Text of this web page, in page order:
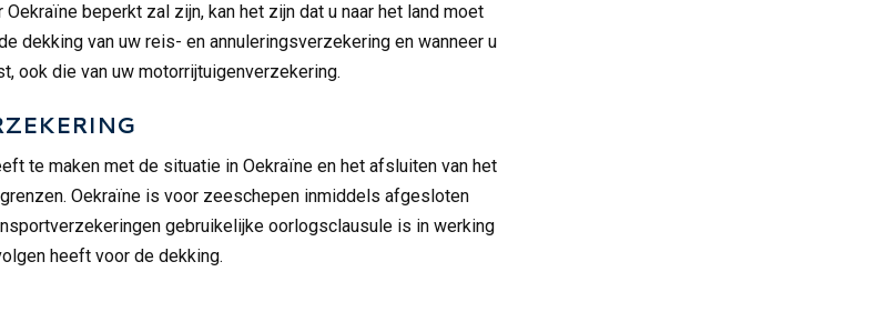
Oekraïne beperkt zal zijn, kan het zijn dat u naar het land moet
dekking van uw reis- en annuleringsverzekering en wanneer u
ook die van uw motorrijtuigenverzekering.
te maken met de situatie in Oekraïne en het afsluiten van het
Oekraïne is voor zeeschepen inmiddels afgesloten
gebruikelijke oorlogsclausule is in werking
heeft voor de dekking.